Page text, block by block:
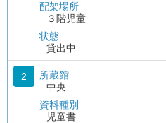
配架場所
３階児童
状態
貸出中
2
所蔵館
中央
資料種別
児童書